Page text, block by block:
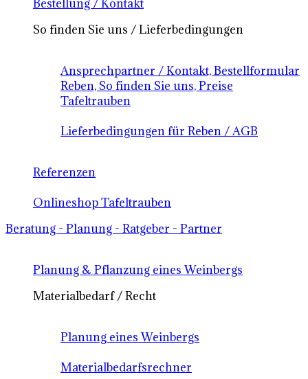
Bestellung / Kontakt
So finden Sie uns / Lieferbedingungen
Ansprechpartner / Kontakt, Bestellformular
Reben, So finden Sie uns, Preise
Tafeltrauben
Lieferbedingungen für Reben / AGB
Referenzen
Onlineshop Tafeltrauben
Beratung - Planung - Ratgeber - Partner
Planung & Pflanzung eines Weinbergs
Materialbedarf / Recht
Planung eines Weinbergs
Materialbedarfsrechner